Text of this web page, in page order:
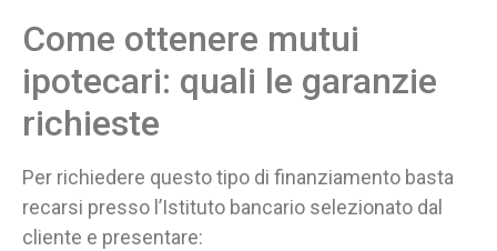
Come ottenere mutui
ipotecari: quali le garanzie
richieste
Per richiedere questo tipo di finanziamento basta
recarsi presso l’Istituto bancario selezionato dal
cliente e presentare: